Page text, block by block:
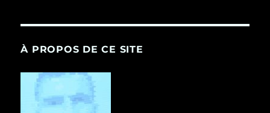
À PROPOS DE CE SITE